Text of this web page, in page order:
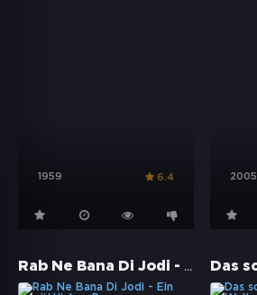
1959 6.4 2005
Rab Ne Bana Di Jodi - Ein göttliches Paar